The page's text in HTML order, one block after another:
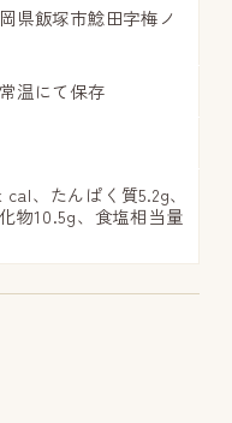
県飯塚市鯰田字梅ノ
温にて保存
、たんぱく質5.2g、
物10.5g、食塩相当量